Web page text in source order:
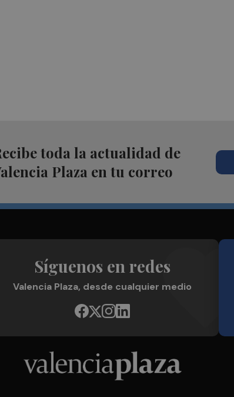
toda la actualidad de
Plaza en tu correo
Síguenos en redes
Valencia Plaza, desde cualquier medio